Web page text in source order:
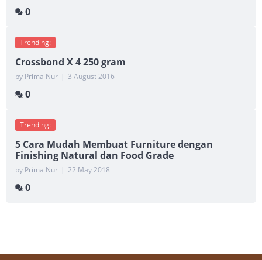
0
Trending:
Crossbond X 4 250 gram
by Prima Nur | 3 August 2016
0
Trending:
5 Cara Mudah Membuat Furniture dengan
Finishing Natural dan Food Grade
by Prima Nur | 22 May 2018
0